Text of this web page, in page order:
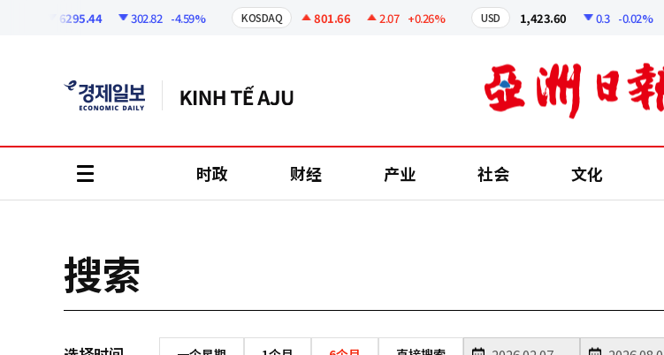
6295.44 302.82 -4.59% KOSDAQ 801.66 2.07 +0.26% USD 1,423.60 0.3 -0.02%
时政 财经 产业 社会 文化
搜索